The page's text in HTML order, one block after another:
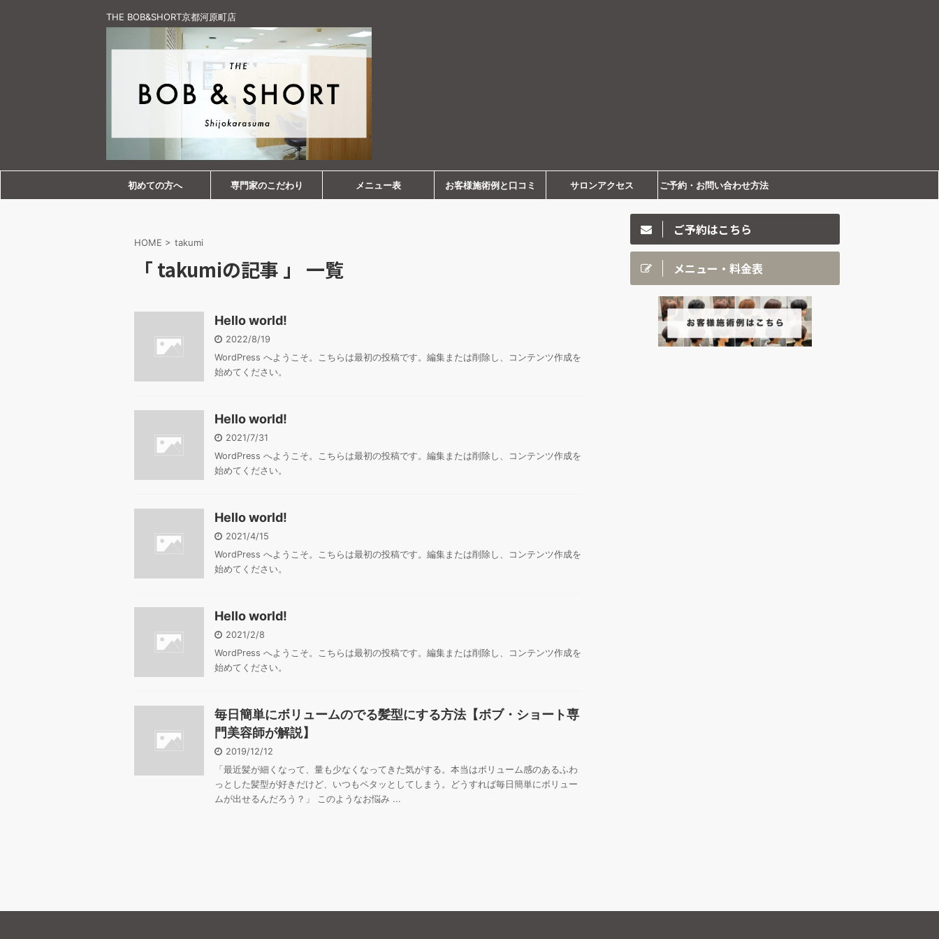
THE BOB&SHORT京都河原町店
初めての方へ 専門家のこだわり メニュー表 お客様施術例と口コミ サロンアクセス ご予約・お問い合わせ方法
HOME > takumi
「 takumiの記事 」 一覧
Hello world!
2022/8/19
WordPress へようこそ。こちらは最初の投稿です。編集または削除し、コンテンツ作成を
始めてください。
Hello world!
2021/7/31
WordPress へようこそ。こちらは最初の投稿です。編集または削除し、コンテンツ作成を
始めてください。
Hello world!
2021/4/15
WordPress へようこそ。こちらは最初の投稿です。編集または削除し、コンテンツ作成を
始めてください。
Hello world!
2021/2/8
WordPress へようこそ。こちらは最初の投稿です。編集または削除し、コンテンツ作成を
始めてください。
毎日簡単にボリュームのでる髪型にする方法【ボブ・ショート専
門美容師が解説】
2019/12/12
「最近髪が細くなって、量も少なくなってきた気がする。本当はボリューム感のあるふわ
っとした髪型が好きだけど、いつもペタッとしてしまう。どうすれば毎日簡単にボリュー
ムが出せるんだろう？」 このようなお悩み ...
ご予約はこちら
メニュー・料金表